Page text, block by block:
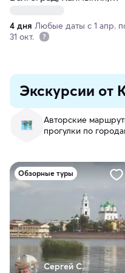
4 дня Любые даты с 1 апр.
31 окт.
Экскурсии от
Авторские
прогулки по
Обзорные туры
Сергей С.